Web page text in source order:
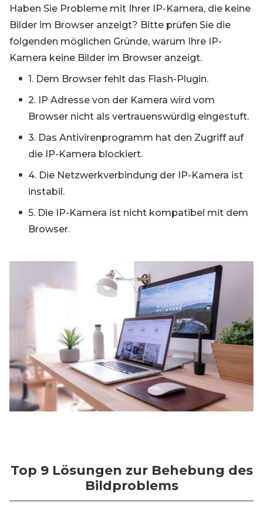
Haben Sie Probleme mit Ihrer IP-Kamera, die keine
Bilder im Browser anzeigt? Bitte prüfen Sie die
folgenden möglichen Gründe, warum Ihre IP-
Kamera keine Bilder im Browser anzeigt.
1. Dem Browser fehlt das Flash-Plugin.
2. IP Adresse von der Kamera wird vom
Browser nicht als vertrauenswürdig eingestuft.
3. Das Antivirenprogramm hat den Zugriff auf
die IP-Kamera blockiert.
4. Die Netzwerkverbindung der IP-Kamera ist
instabil.
5. Die IP-Kamera ist nicht kompatibel mit dem
Browser.
Top 9 Lösungen zur Behebung des
Bildproblems